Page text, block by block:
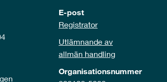
E-post
Registrator
Utlämnande av
allmän handling
Organisationsnummer